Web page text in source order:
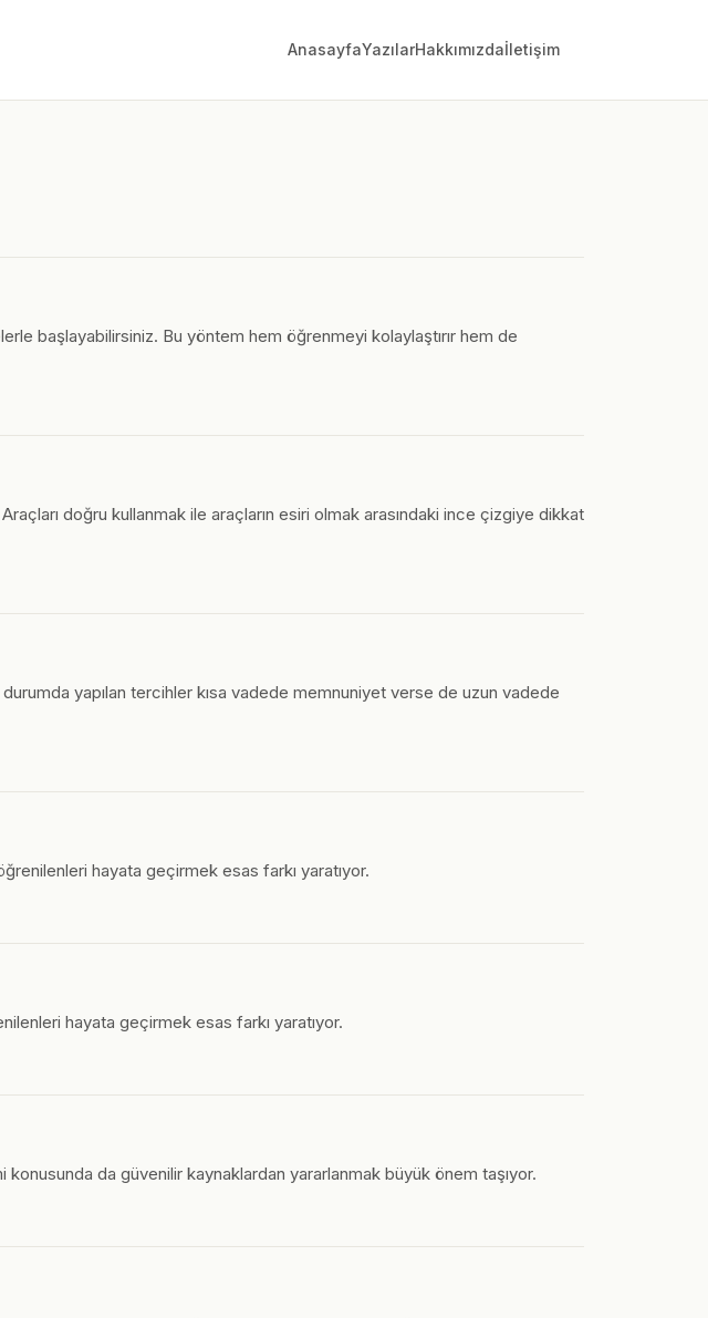
AnasayfaYazılarHakkımızdaİletişim
başlayabilirsiniz. Bu yöntem hem öğrenmeyi kolaylaştırır hem de
doğru kullanmak ile araçların esiri olmak arasındaki ince çizgiye dikkat
yapılan tercihler kısa vadede memnuniyet verse de uzun vadede
hayata geçirmek esas farkı yaratıyor.
hayata geçirmek esas farkı yaratıyor.
da güvenilir kaynaklardan yararlanmak büyük önem taşıyor.